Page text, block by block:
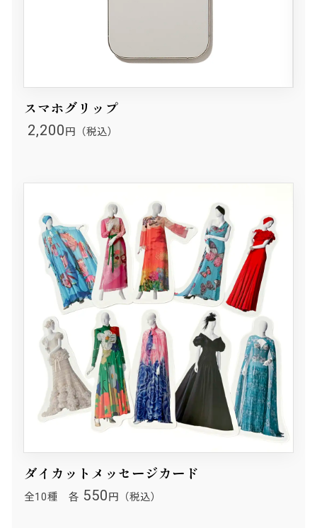
スマホグリップ
2,200 円（税込）
ダイカットメッセージカード
全10種 各 550 円（税込）